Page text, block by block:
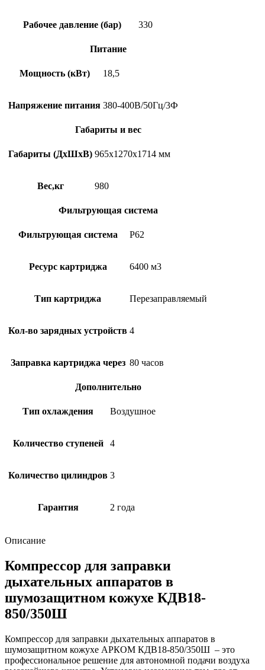
Рабочее давление (бар) 330
Питание
Мощность (кВт) 18,5
Напряжение питания 380-400В/50Гц/3Ф
Габариты и вес
Габариты (ДхШхВ) 965х1270х1714 мм
Вес,кг 980
Фильтрующая система
Фильтрующая система P62
Ресурс картриджа 6400 м3
Тип картриджа Перезаправляемый
Кол-во зарядных устройств 4
Заправка картриджа через 80 часов
Дополнительно
Тип охлаждения Воздушное
Количество ступеней 4
Количество цилиндров 3
Гарантия 2 года
Описание
Компрессор для заправки
дыхательных аппаратов в
шумозащитном кожухе КДВ18-
850/350Ш
Компрессор для заправки дыхательных аппаратов в
шумозащитном кожухе АРКОМ КДВ18-850/350Ш – это
профессиональное решение для автономной подачи воздуха